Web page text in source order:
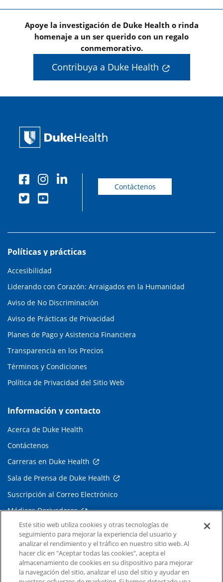
Apoye la investigación de Duke Health o rinda
homenaje a un ser querido con un regalo
conmemorativo.
Contribuya a Duke Health
Contáctenos
Políticas y prácticas
Accesibilidad
Liderando con Corazón: Arraigados en la Humanidad
Aviso de No Discriminación
Aviso de Prácticas de Privacidad
Planes de Pago y Asistencia Financiera
Transparencia en los Precios
Términos y Condiciones
Política de Privacidad del Sitio Web
Información y contacto
Acerca de Duke Health
Contáctenos
Carreras en Duke Health
Sala de Prensa de Duke Health
Suscripción al Correo Electrónico
Médicos Derivadores
Enlaces relacionados
Duke Cancer Institute
Duke Children's
Este sitio web utiliza cookies y otras tecnologías de
seguimiento para mejorar la experiencia del usuario y
analizar el rendimiento y el tráfico en nuestro sitio web. Al
hacer clic en "Aceptar todas las cookies", acepta el
almacenamiento de cookies en su dispositivo para mejorar
la navegación del sitio, analizar el uso del sitio y ayudar en